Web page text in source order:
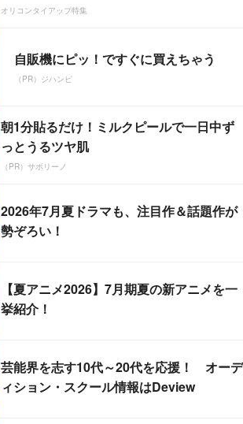
オリコンタイアップ特集
自販機にピッ！ですぐに買えちゃう
（PR）ジハンピ
朝1分貼るだけ！ミルクピールで一日中ず
っとうるツヤ肌
（PR）サボリーノ
2026年7月夏ドラマも、注目作＆話題作が
勢ぞろい！
【夏アニメ2026】7月期夏の新アニメを一
挙紹介！
芸能界を志す10代～20代を応援！ オーデ
ィション・スクール情報はDeview